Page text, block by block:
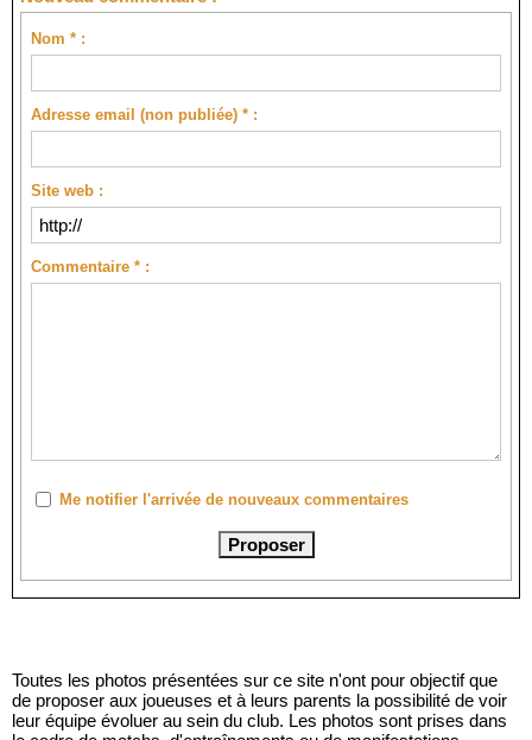
Nom * :
Adresse email (non publiée) * :
Site web :
Commentaire * :
Me notifier l'arrivée de nouveaux commentaires
Toutes les photos présentées sur ce site n'ont pour objectif que
de proposer aux joueuses et à leurs parents la possibilité de voir
leur équipe évoluer au sein du club. Les photos sont prises dans